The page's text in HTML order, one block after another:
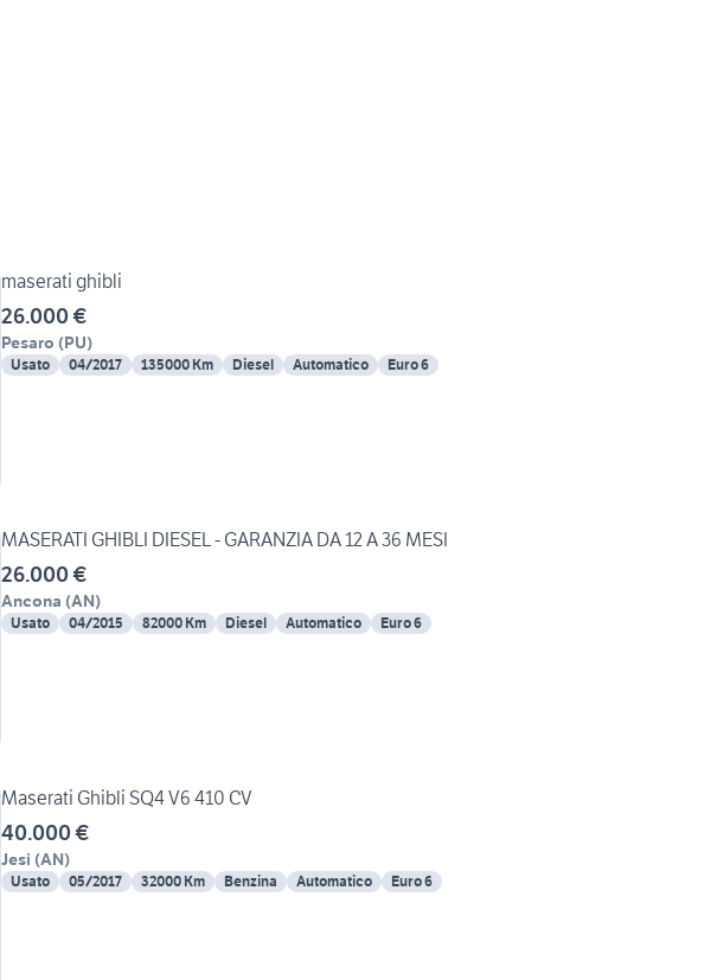
maserati ghibli
26.000 €
Pesaro (PU)
Usato 04/2017 135000 Km Diesel Automatico Euro 6
MASERATI GHIBLI DIESEL - GARANZIA DA 12 A 36 MESI
26.000 €
Ancona (AN)
Usato 04/2015 82000 Km Diesel Automatico Euro 6
Maserati Ghibli SQ4 V6 410 CV
40.000 €
Jesi (AN)
Usato 05/2017 32000 Km Benzina Automatico Euro 6